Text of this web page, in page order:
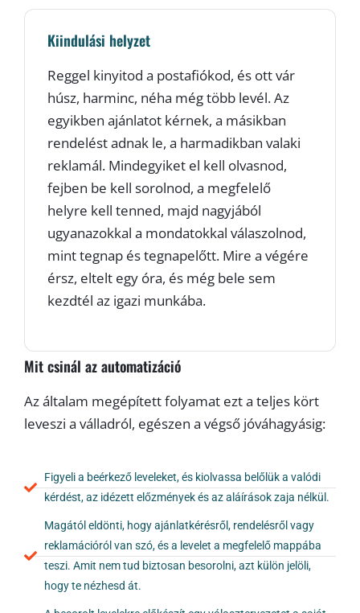
Kiindulási helyzet
Reggel kinyitod a postafiókod, és ott vár
húsz, harminc, néha még több levél. Az
egyikben ajánlatot kérnek, a másikban
rendelést adnak le, a harmadikban valaki
reklamál. Mindegyiket el kell olvasnod,
fejben be kell sorolnod, a megfelelő
helyre kell tenned, majd nagyjából
ugyanazokkal a mondatokkal válaszolnod,
mint tegnap és tegnapelőtt. Mire a végére
érsz, eltelt egy óra, és még bele sem
kezdtél az igazi munkába.
Mit csinál az automatizáció
Az általam megépített folyamat ezt a teljes kört
leveszi a válladról, egészen a végső jóváhagyásig:
Figyeli a beérkező leveleket, és kiolvassa belőlük a valódi
kérdést, az idézett előzmények és az aláírások zaja nélkül.
Magától eldönti, hogy ajánlatkérésről, rendelésről vagy
reklamációról van szó, és a levelet a megfelelő mappába
teszi. Amit nem tud biztosan besorolni, azt külön jelöli,
hogy te nézhesd át.